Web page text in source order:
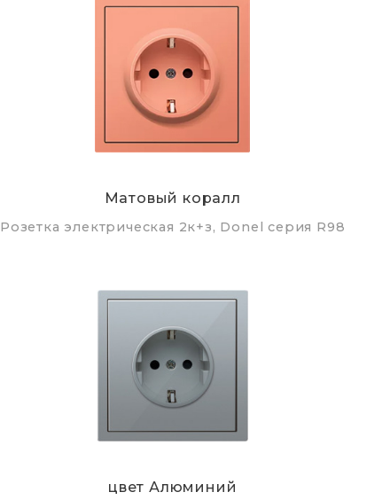
Матовый коралл
Розетка электрическая 2к+з, Donel серия R98
цвет Алюминий